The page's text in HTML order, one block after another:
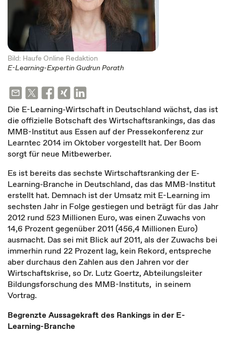
Bild: Haufe Online Redaktion
E-Learning-Expertin Gudrun Porath
Die E-Learning-Wirtschaft in Deutschland wächst, das ist
die offizielle Botschaft des Wirtschaftsrankings, das das
MMB-Institut aus Essen auf der Pressekonferenz zur
Learntec 2014 im Oktober vorgestellt hat. Der Boom
sorgt für neue Mitbewerber.
Es ist bereits das sechste Wirtschaftsranking der E-
Learning-Branche in Deutschland, das das MMB-Institut
erstellt hat. Demnach ist der Umsatz mit E-Learning im
sechsten Jahr in Folge gestiegen und beträgt für das Jahr
2012 rund 523 Millionen Euro, was einen Zuwachs von
14,6 Prozent gegenüber 2011 (456,4 Millionen Euro)
ausmacht. Das sei mit Blick auf 2011, als der Zuwachs bei
immerhin rund 22 Prozent lag, kein Rekord, entspreche
aber durchaus den Zahlen aus den Jahren vor der
Wirtschaftskrise, so Dr. Lutz Goertz, Abteilungsleiter
Bildungsforschung des MMB-Instituts, in seinem
Vortrag.
Begrenzte Aussagekraft des Rankings in der E-
Learning-Branche